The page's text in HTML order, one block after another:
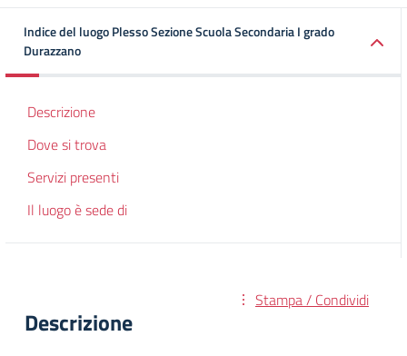
Indice del luogo Plesso Sezione Scuola Secondaria I grado
Durazzano
Descrizione
Dove si trova
Servizi presenti
Il luogo è sede di
Stampa / Condividi
Descrizione